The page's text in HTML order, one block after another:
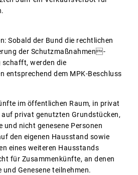
Sobald der Bund die rechtlichen
der Schutzmaßnahmen-
schafft, werden die
entsprechend dem MPK-Beschluss
im öffentlichen Raum, in privat
privat genutzten Grundstücken,
und nicht genesene Personen
den eigenen Hausstand sowie
eines weiteren Hausstands
für Zusammenkünfte, an denen
Genesene teilnehmen.